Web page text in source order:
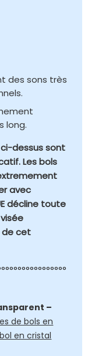
des sons très
long.
dessus sont
Les bols
avec
décline toute
de cet
–
de bols en
en cristal